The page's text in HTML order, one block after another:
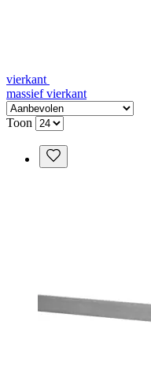
vierkant
massief vierkant
Toon